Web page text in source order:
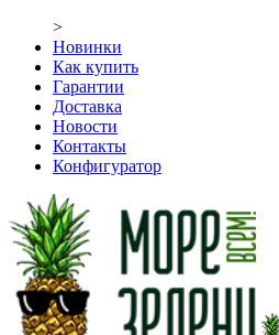
>
Новинки
Как купить
Гарантии
Доставка
Новости
Контакты
Конфигуратор